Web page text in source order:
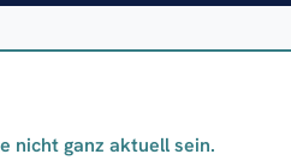
nicht ganz aktuell sein.